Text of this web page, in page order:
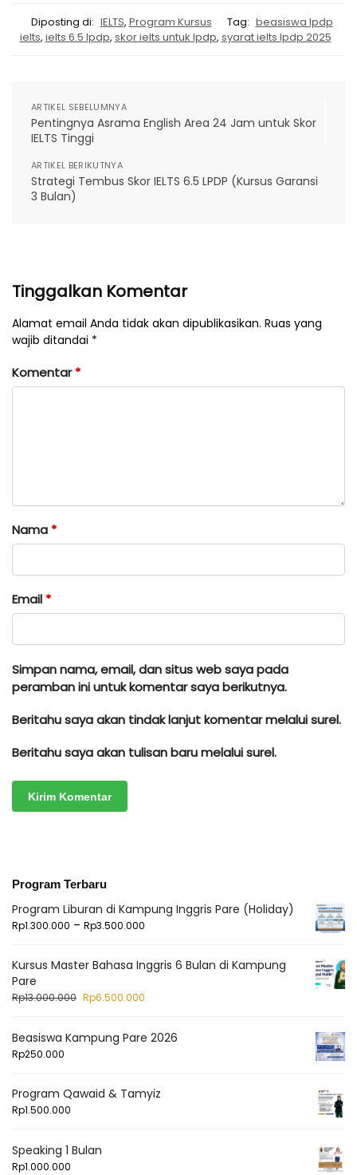
Diposting di: IELTS, Program Kursus Tag: beasiswa lpdp
ielts, ielts 6.5 lpdp, skor ielts untuk lpdp, syarat ielts lpdp 2025
ARTIKEL SEBELUMNYA
Pentingnya Asrama English Area 24 Jam untuk Skor
IELTS Tinggi
ARTIKEL BERIKUTNYA
Strategi Tembus Skor IELTS 6.5 LPDP (Kursus Garansi
3 Bulan)
Tinggalkan Komentar
Alamat email Anda tidak akan dipublikasikan. Ruas yang
wajib ditandai *
Komentar*
Nama *
Email *
Simpan nama, email, dan situs web saya pada
peramban ini untuk komentar saya berikutnya.
Beritahu saya akan tindak lanjut komentar melalui surel.
Beritahu saya akan tulisan baru melalui surel.
Program Terbaru
Program Liburan di Kampung Inggris Pare (Holiday)
Rp1.300.000 – Rp3.500.000
Kursus Master Bahasa Inggris 6 Bulan di Kampung
Pare
Rp13.000.000 Rp6.500.000
Beasiswa Kampung Pare 2026
Rp250.000
Program Qawaid & Tamyiz
Rp1.500.000
Speaking 1 Bulan
Rp1.000.000